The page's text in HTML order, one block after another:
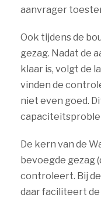
aanvrager
Ook tijdens de
gezag. Nadat de
klaar is, volgt de
vinden de
niet even goed.
De kern van de
bevoegde gezag
controleert. Bij
daar faciliteert